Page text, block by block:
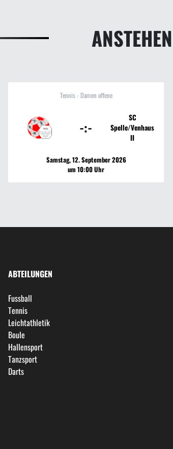
Tennis - Damen offene
-:-
SC
Spelle/Venhaus
II
Samstag, 12. September 2026
um 10:00 Uhr
ABTEILUNGEN
Fussball
Tennis
Leichtathletik
Boule
Hallensport
Tanzsport
Darts